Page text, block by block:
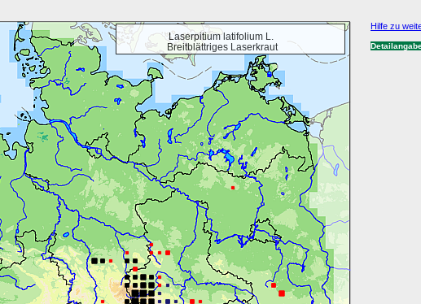
Laserpitium latifolium L.
Breitblättriges Laserkraut
Hilfe zu